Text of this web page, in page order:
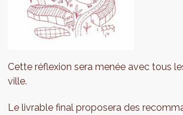
Cette réflexion sera menée avec tous
ville.
Le livrable final proposera des